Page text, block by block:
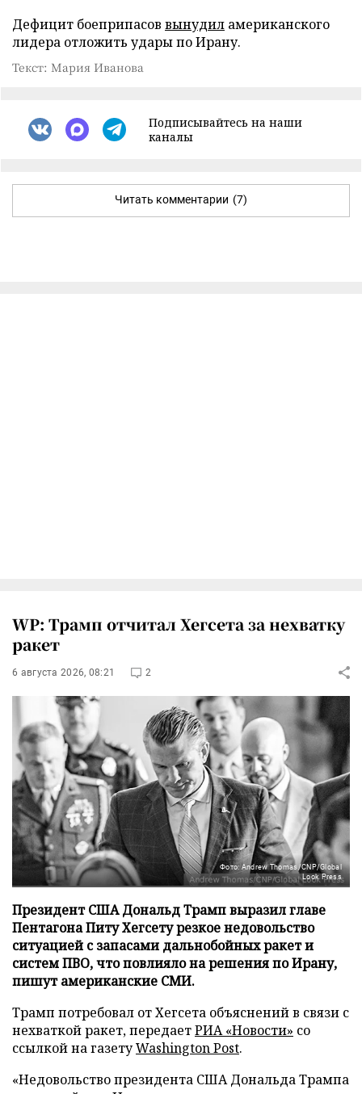
Дефицит боеприпасов вынудил американского
лидера отложить удары по Ирану.
Текст: Мария Иванова
Подписывайтесь на наши
каналы
Читать комментарии (7)
WP: Трамп отчитал Хегсета за нехватку
ракет
6 августа 2026, 08:21 2
Фото: Andrew Thomas/CNP/Global
Look Press
Президент США Дональд Трамп выразил главе
Пентагона Питу Хегсету резкое недовольство
ситуацией с запасами дальнобойных ракет и
систем ПВО, что повлияло на решения по Ирану,
пишут американские СМИ.
Трамп потребовал от Хегсета объяснений в связи с
нехваткой ракет, передаетРИА «Новости» со
ссылкой на газетуWashington Post.
«Недовольство президента США Дональда Трампа